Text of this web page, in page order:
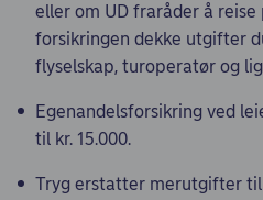
eller om UD fraråder å reise
forsikringen dekke utgifter
flyselskap, turoperatør og
Egenandelsforsikring ved
til kr. 15.000.
Tryg erstatter merutgifter